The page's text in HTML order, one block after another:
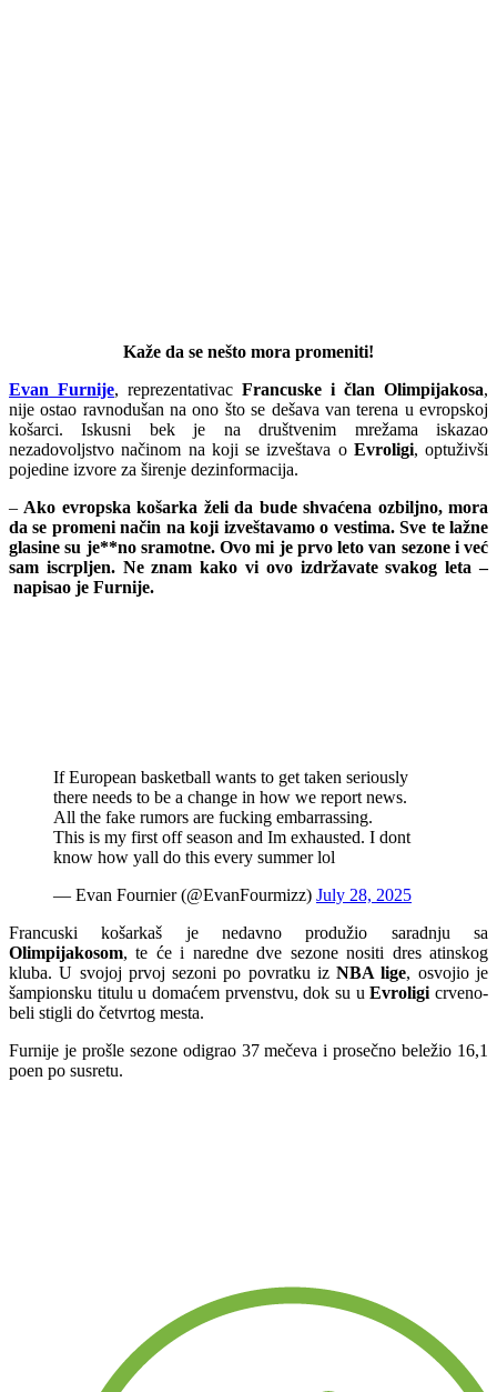
Kaže da se nešto mora promeniti!
Evan Furnije, reprezentativac Francuske i član Olimpijakosa,
nije ostao ravnodušan na ono što se dešava van terena u evropskoj
košarci. Iskusni bek je na društvenim mrežama iskazao
nezadovoljstvo načinom na koji se izveštava o Evroligi, optuživši
pojedine izvore za širenje dezinformacija.
– Ako evropska košarka želi da bude shvaćena ozbiljno, mora
da se promeni način na koji izveštavamo o vestima. Sve te lažne
glasine su je**no sramotne. Ovo mi je prvo leto van sezone i već
sam iscrpljen. Ne znam kako vi ovo izdržavate svakog leta –
napisao je Furnije.
If European basketball wants to get taken seriously
there needs to be a change in how we report news.
All the fake rumors are fucking embarrassing.
This is my first off season and Im exhausted. I dont
know how yall do this every summer lol
— Evan Fournier (@EvanFourmizz) July 28, 2025
Francuski košarkaš je nedavno produžio saradnju sa
Olimpijakosom, te će i naredne dve sezone nositi dres atinskog
kluba. U svojoj prvoj sezoni po povratku izNBA lige, osvojio je
šampionsku titulu u domaćem prvenstvu, dok su uEvroligi crveno-
beli stigli do četvrtog mesta.
Furnije je prošle sezone odigrao 37 mečeva i prosečno beležio 16,1
poen po susretu.